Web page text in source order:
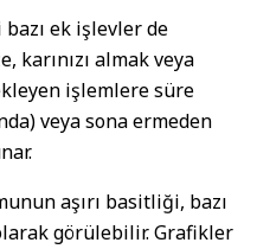
bazı ek işlevler de
karınızı almak veya
işlemlere süre
veya sona ermeden
aşırı basitliği, bazı
görülebilir. Grafikler